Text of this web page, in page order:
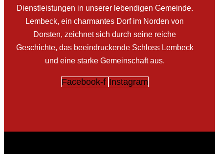
Dienstleistungen in unserer lebendigen Gemeinde.
Lembeck, ein charmantes Dorf im Norden von
Dorsten, zeichnet sich durch seine reiche
Geschichte, das beeindruckende Schloss Lembeck
und eine starke Gemeinschaft aus.
Facebook-f Instagram